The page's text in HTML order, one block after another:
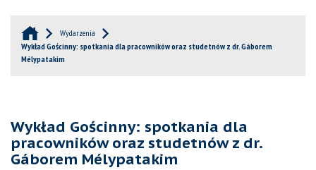
Wydarzenia
Wykład Gościnny: spotkania dla pracowników oraz studetnów z dr. Gáborem
Mélypatakim
Wykład Gościnny: spotkania dla
pracowników oraz studetnów z dr.
Gáborem Mélypatakim